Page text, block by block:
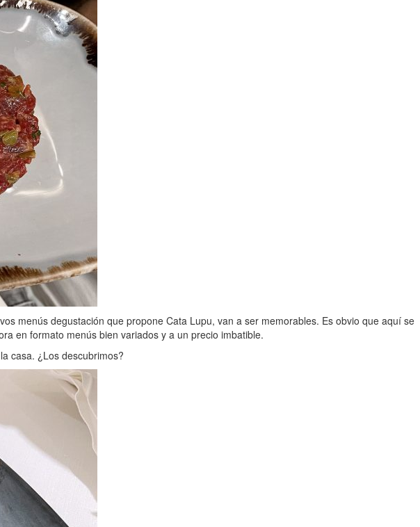
menús degustación que propone Cata Lupu, van a ser memorables. Es obvio que aquí se
en formato menús bien variados y a un precio imbatible.
casa. ¿Los descubrimos?